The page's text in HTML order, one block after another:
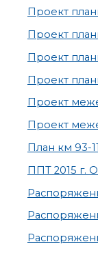
Проект
Проект
Проект
Проект
Проект
Проект
План км 93-
ППТ 2015 г.